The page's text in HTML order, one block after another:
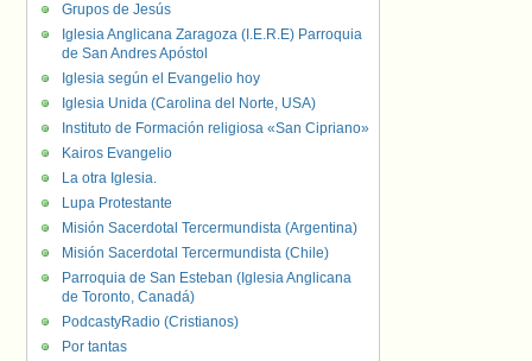
Grupos de Jesús
Iglesia Anglicana Zaragoza (I.E.R.E) Parroquia
de San Andres Apóstol
Iglesia según el Evangelio hoy
Iglesia Unida (Carolina del Norte, USA)
Instituto de Formación religiosa «San Cipriano»
Kairos Evangelio
La otra Iglesia.
Lupa Protestante
Misión Sacerdotal Tercermundista (Argentina)
Misión Sacerdotal Tercermundista (Chile)
Parroquia de San Esteban (Iglesia Anglicana
de Toronto, Canadá)
PodcastyRadio (Cristianos)
Por tantas